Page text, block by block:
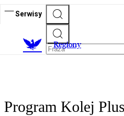
Serwisy
Regiony
Program Kolej